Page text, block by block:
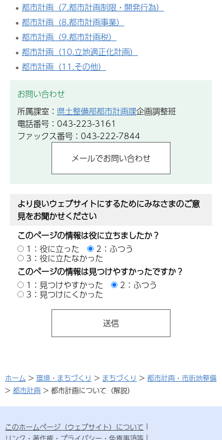
都市計画（7.都市計画制限・開発行為）
都市計画（8.都市計画事業）
都市計画（9.都市計画税）
都市計画（10.立地適正化計画）
都市計画（11.その他）
お問い合わせ
所属課室： 県土整備部都市計画課企画調整班
電話番号：043-223-3161
ファックス番号：043-222-7844
より良いウェブサイトにするためにみなさまのご意
見をお聞かせください
このページの情報は役に立ちましたか？
1：役に立った
2：ふつう
3：役に立たなかった
このページの情報は見つけやすかったですか？
1：見つけやすかった
2：ふつう
3：見つけにくかった
ホーム > 環境・まちづくり > まちづくり > 都市計画・市街地整備
> 都市計画 > 都市計画について（解説）
このホームページ（ウェブサイト）について